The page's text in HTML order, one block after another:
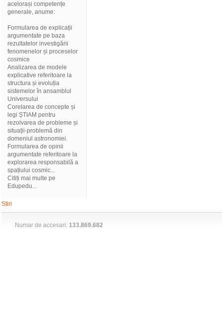
acelorași competențe
generale, anume:
Formularea de explicații
argumentate pe baza
rezultatelor investigării
fenomenelor și proceselor
cosmice
Analizarea de modele
explicative referitoare la
structura și evoluția
sistemelor în ansamblul
Universului
Corelarea de concepte și
legi ȘTIAM pentru
rezolvarea de probleme și
situații-problemă din
domeniul astronomiei.
Formularea de opinii
argumentate referitoare la
explorarea responsabilă a
spațiului cosmic...
Citiți mai multe pe
Edupedu...
Stiri
Numar de accesari: 133.869.682